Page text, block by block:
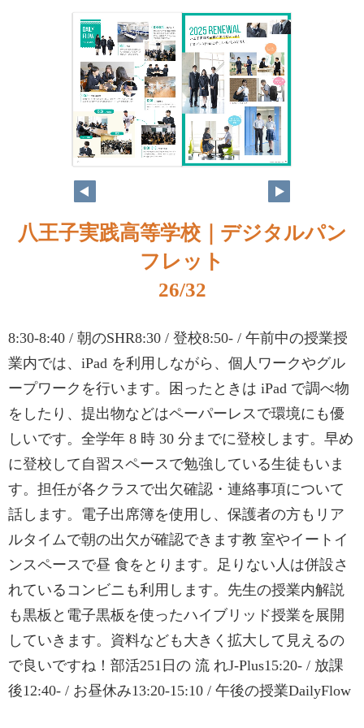
八王子実践高等学校｜デジタルパン
フレット
26/32
8:30-8:40 / 朝のSHR8:30 / 登校8:50- / 午前中の授業授
業内では、iPad を利用しながら、個人ワークやグル
ープワークを行います。困ったときは iPad で調べ物
をしたり、提出物などはペーパーレスで環境にも優
しいです。全学年 8 時 30 分までに登校します。早め
に登校して自習スペースで勉強している生徒もいま
す。担任が各クラスで出欠確認・連絡事項について
話します。電子出席簿を使用し、保護者の方もリア
ルタイムで朝の出欠が確認できます教 室やイートイ
ンスペースで昼 食をとります。足りない人は併設さ
れているコンビニも利用します。先生の授業内解説
も黒板と電子黒板を使ったハイブリッド授業を展開
していきます。資料なども大きく拡大して見えるの
で良いですね！部活251日の 流 れJ-Plus15:20- / 放課
後12:40- / お昼休み13:20-15:10 / 午後の授業DailyFlow